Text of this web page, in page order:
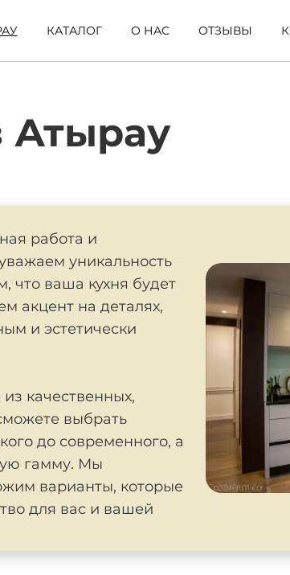
КАТАЛОГ О НАС ОТЗЫВЫ
Атырау
работа и
уникальность
что ваша кухня будет
акцент на деталях,
и эстетически
качественных,
выбрать
до современного, а
гамму. Мы
варианты, которые
для вас и вашей